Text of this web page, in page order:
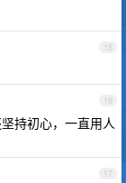
15
16
持初心，一直用人
17